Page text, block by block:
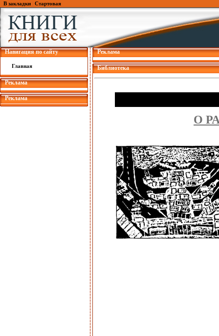
В закладки Стартовая
Навигация по сайту
Главная
Реклама
Реклама
Реклама
Библиотека
О